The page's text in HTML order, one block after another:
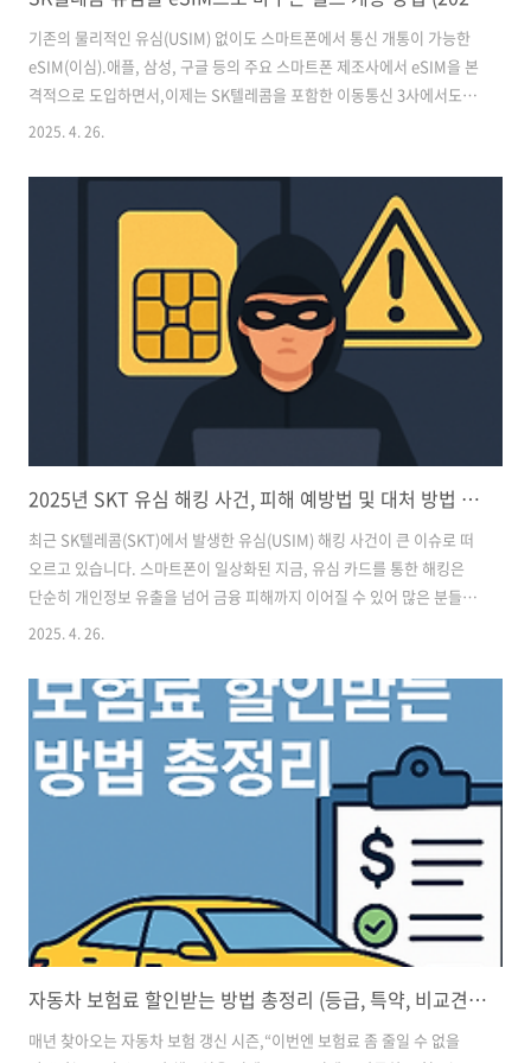
기존의 물리적인 유심(USIM) 없이도 스마트폰에서 통신 개통이 가능한
eSIM(이심).애플, 삼성, 구글 등의 주요 스마트폰 제조사에서 eSIM을 본
격적으로 도입하면서,이제는 SK텔레콤을 포함한 이동통신 3사에서도
셀프 개통이 가능해졌습니다.특히 번거롭게 대리점을 방문하지 않아도,
환경에 큰 변화를 가져왔는데요.이번 글에서는 SKT 유심을 eSIM으로
전환하는 과정,셀프 개통 절차, 주의사항까지 전부 정리해드릴게요! ✅
eSIM이란?eSIM은 Embedded SIM의 줄임말로,기기 내부에 내장된
칩을 통해 통신 서비스 정보를 다운로드하는 방식입니다.✔️ 물리적 유심
칩이 필요 없음✔️ 스마트폰에서 바로 번호 개통 가능✔️ 듀얼SIM..
2025. 4. 26.
2025년 SKT 유심 해킹 사건, 피해 예방법 및 대처 방법 정리
최근 SK텔레콤(SKT)에서 발생한 유심(USIM) 해킹 사건이 큰 이슈로 떠
오르고 있습니다. 스마트폰이 일상화된 지금, 유심 카드를 통한 해킹은
단순히 개인정보 유출을 넘어 금융 피해까지 이어질 수 있어 많은 분들의
걱정을 사고 있는데요.이번 포스팅에서는 최근 이슈가 된 **2025년 SKT
대처법까지 명확히 알려드리겠습니다. 휴대폰을 사용하는 모든 분들이
라면 꼭 한 번 확인해 보세요. ✅ 1. SKT 유심 해킹 사건이란?2025년 4월
, SK텔레콤 가입자 해커의 공격을 받아 유심정보가 노출되는 사건이 있
었습니다. 유심이 노출되게 되면개인 정보를 탈취하거나 문자 인증번호
를 가로채고, 금융서비스나 쇼핑 결제까지 무단으로 진행하..
2025. 4. 26.
자동차 보험료 할인받는 방법 총정리 (등급, 특약, 비교견적 꿀팁까지)
매년 찾아오는 자동차 보험 갱신 시즌,“이번엔 보험료 좀 줄일 수 없을